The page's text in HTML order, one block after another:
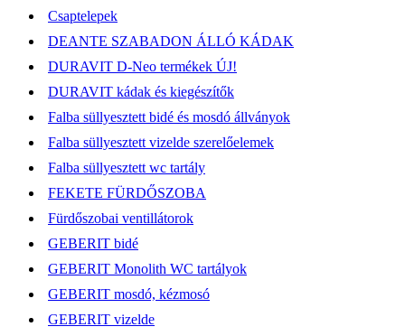
Csaptelepek
DEANTE SZABADON ÁLLÓ KÁDAK
DURAVIT D-Neo termékek ÚJ!
DURAVIT kádak és kiegészítők
Falba süllyesztett bidé és mosdó állványok
Falba süllyesztett vizelde szerelőelemek
Falba süllyesztett wc tartály
FEKETE FÜRDŐSZOBA
Fürdőszobai ventillátorok
GEBERIT bidé
GEBERIT Monolith WC tartályok
GEBERIT mosdó, kézmosó
GEBERIT vizelde